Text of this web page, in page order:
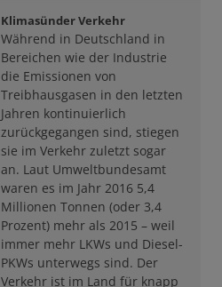
Klimasünder Verkehr
Während in Deutschland in
Bereichen wie der Industrie
die Emissionen von
Treibhausgasen in den letzten
Jahren kontinuierlich
zurückgegangen sind, stiegen
sie im Verkehr zuletzt sogar
an. Laut Umweltbundesamt
waren es im Jahr 2016 5,4
Millionen Tonnen (oder 3,4
Prozent) mehr als 2015 – weil
immer mehr LKWs und Diesel-
PKWs unterwegs sind. Der
Verkehr ist im Land für knapp